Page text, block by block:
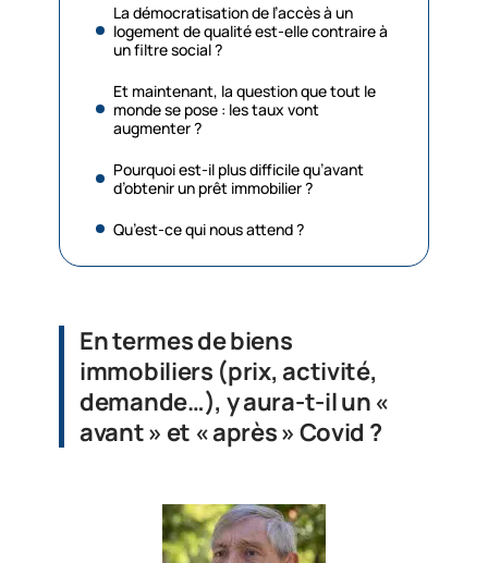
La démocratisation de l’accès à un
logement de qualité est-elle contraire à
un filtre social ?
Et maintenant, la question que tout le
monde se pose : les taux vont
augmenter ?
Pourquoi est-il plus difficile qu’avant
d’obtenir un prêt immobilier ?
Qu’est-ce qui nous attend ?
En termes de biens
immobiliers (prix, activité,
demande…), y aura-t-il un «
avant » et « après » Covid ?